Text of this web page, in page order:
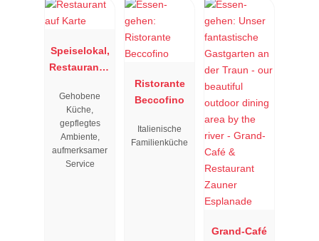
Speiselokal,
Restaurant "
"
Gehobene
Küche,
gepflegtes
Ambiente,
aufmerksamer
Service
Ristorante
Beccofino
Italienische
Familienküche
Grand-Café